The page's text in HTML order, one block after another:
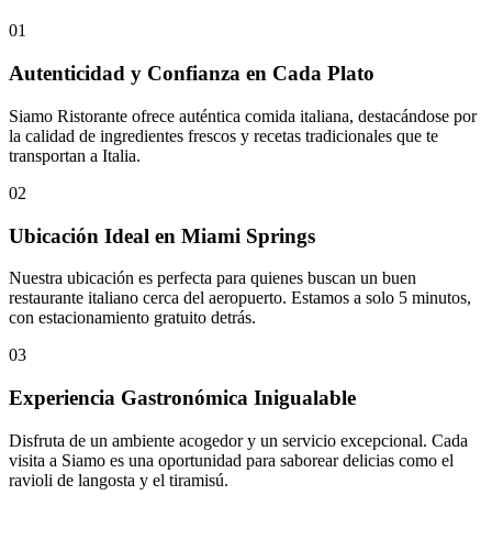
01
Autenticidad y Confianza en Cada Plato
Siamo Ristorante ofrece auténtica comida italiana, destacándose por
la calidad de ingredientes frescos y recetas tradicionales que te
transportan a Italia.
02
Ubicación Ideal en Miami Springs
Nuestra ubicación es perfecta para quienes buscan un buen
restaurante italiano cerca del aeropuerto. Estamos a solo 5 minutos,
con estacionamiento gratuito detrás.
03
Experiencia Gastronómica Inigualable
Disfruta de un ambiente acogedor y un servicio excepcional. Cada
visita a Siamo es una oportunidad para saborear delicias como el
ravioli de langosta y el tiramisú.